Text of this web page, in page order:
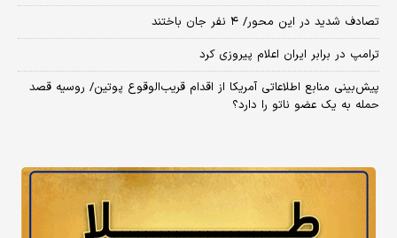
تصادف شدید در این محور/ ۴ نفر جان باختند
ترامپ در برابر ایران اعلام پیروزی کرد
پیش‌بینی منابع اطلاعاتی آمریکا از اقدام قریب‌الوقوع پوتین/ روسیه قصد
حمله به یک عضو ناتو را دارد؟